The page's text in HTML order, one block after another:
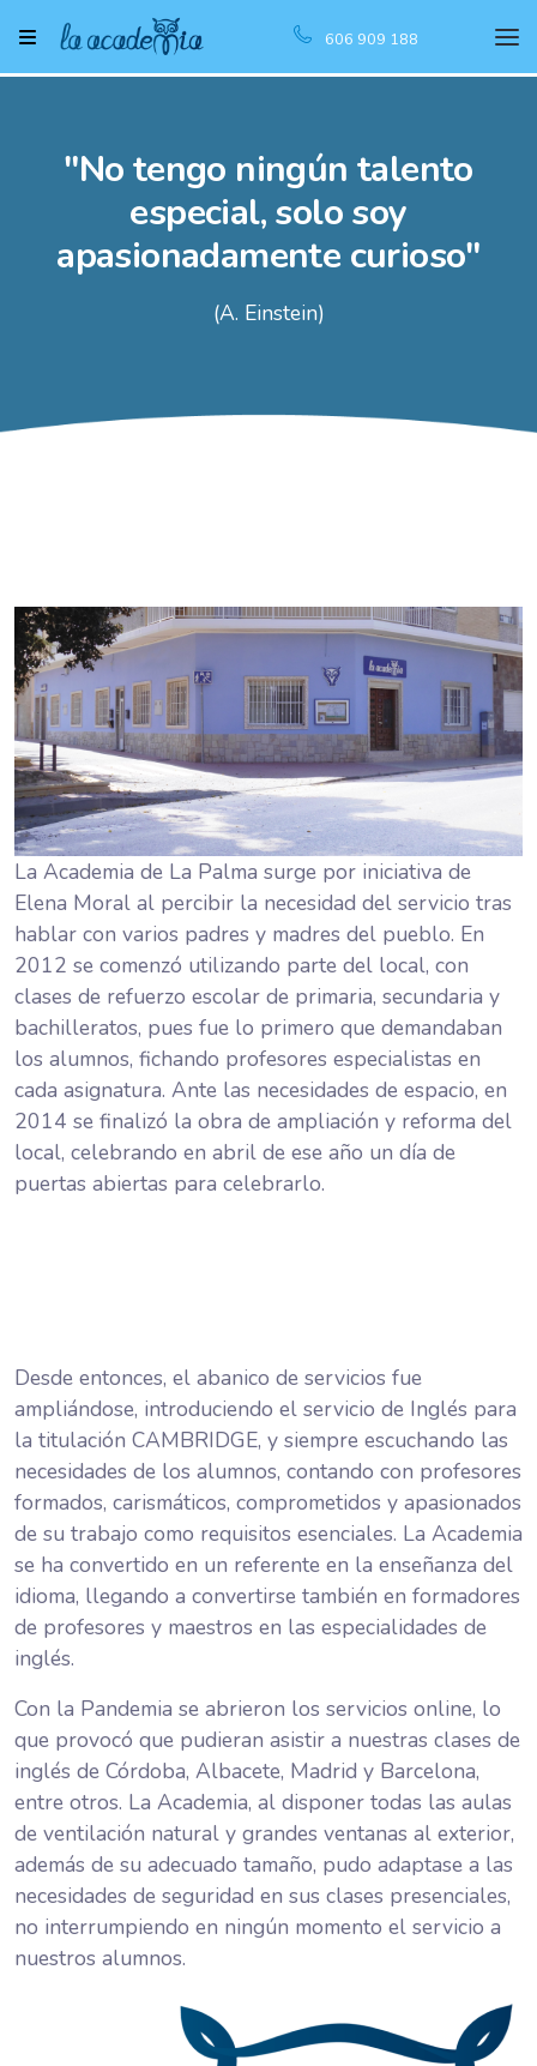
606 909 188
"No tengo ningún talento
especial, solo soy
apasionadamente curioso"
(A. Einstein)
La Academia de La Palma surge por iniciativa de
Elena Moral al percibir la necesidad del servicio tras
hablar con varios padres y madres del pueblo. En
2012 se comenzó utilizando parte del local, con
clases de refuerzo escolar de primaria, secundaria y
bachilleratos, pues fue lo primero que demandaban
los alumnos, fichando profesores especialistas en
cada asignatura. Ante las necesidades de espacio, en
2014 se finalizó la obra de ampliación y reforma del
local, celebrando en abril de ese año un día de
puertas abiertas para celebrarlo.
Desde entonces, el abanico de servicios fue
ampliándose, introduciendo el servicio de Inglés para
la titulación CAMBRIDGE, y siempre escuchando las
necesidades de los alumnos, contando con profesores
formados, carismáticos, comprometidos y apasionados
de su trabajo como requisitos esenciales. La Academia
se ha convertido en un referente en la enseñanza del
idioma, llegando a convertirse también en formadores
de profesores y maestros en las especialidades de
inglés.
Con la Pandemia se abrieron los servicios online, lo
que provocó que pudieran asistir a nuestras clases de
inglés de Córdoba, Albacete, Madrid y Barcelona,
entre otros. La Academia, al disponer todas las aulas
de ventilación natural y grandes ventanas al exterior,
además de su adecuado tamaño, pudo adaptase a las
necesidades de seguridad en sus clases presenciales,
no interrumpiendo en ningún momento el servicio a
nuestros alumnos.